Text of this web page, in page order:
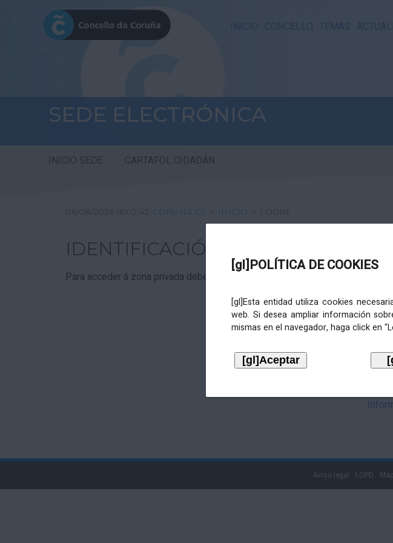
INICIO CONCELLO TEMAS
SEDE ELECTRÓNICA
INICIO SEDE CARTAFOL CIDADÁN
[gl]POLÍTICA DE COOKIES
[gl]Esta entidad utiliza cookies
web. Si desea ampliar información
mismas en el navegador, haga click en
06/08/2026 16:02:43 CORUNA.ES > INICIO > LOGIN
IDENTIFICACIÓN
Para acceder á zona privada debe identificarse mediante Cl@ve. Pulse no
Aviso legal LOPD